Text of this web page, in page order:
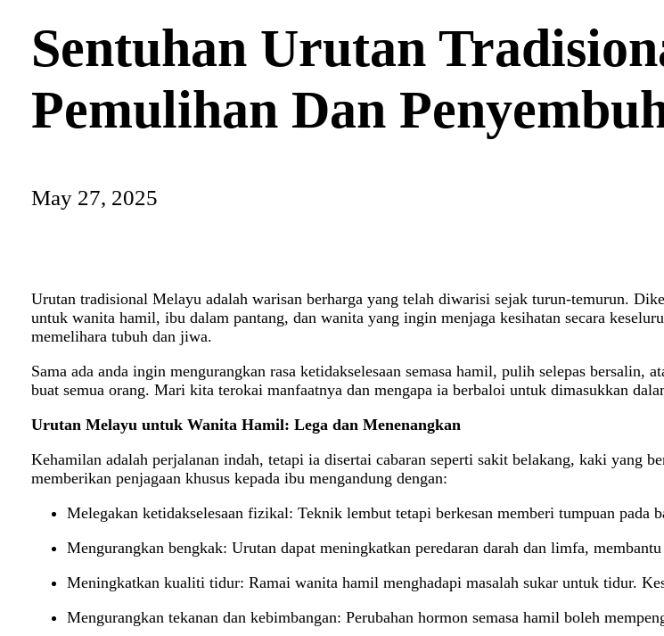
Sentuhan Urutan
Pemulihan Dan
May 27, 2025
Urutan tradisional Melayu adalah warisan berharga yang telah diwarisi sejak turun-temurun.
untuk wanita hamil, ibu dalam pantang, dan wanita yang ingin menjaga kesihatan secara
memelihara tubuh dan jiwa.
Sama ada anda ingin mengurangkan rasa ketidakselesaan semasa hamil, pulih selepas
buat semua orang. Mari kita terokai manfaatnya dan mengapa ia berbaloi untuk dimasukkan
Urutan Melayu untuk Wanita Hamil: Lega dan Menenangkan
Kehamilan adalah perjalanan indah, tetapi ia disertai cabaran seperti sakit belakang, kaki yang
memberikan penjagaan khusus kepada ibu mengandung dengan:
Melegakan ketidakselesaan fizikal: Teknik lembut tetapi berkesan memberi tumpuan pada
Mengurangkan bengkak: Urutan dapat meningkatkan peredaran darah dan limfa,
Meningkatkan kualiti tidur: Ramai wanita hamil menghadapi masalah sukar untuk tidur.
Mengurangkan tekanan dan kebimbangan: Perubahan hormon semasa hamil boleh